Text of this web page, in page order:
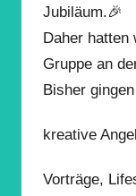
Jubiläum.🎉
Daher hatten
Gruppe an
Bisher
kreative
Vorträge,